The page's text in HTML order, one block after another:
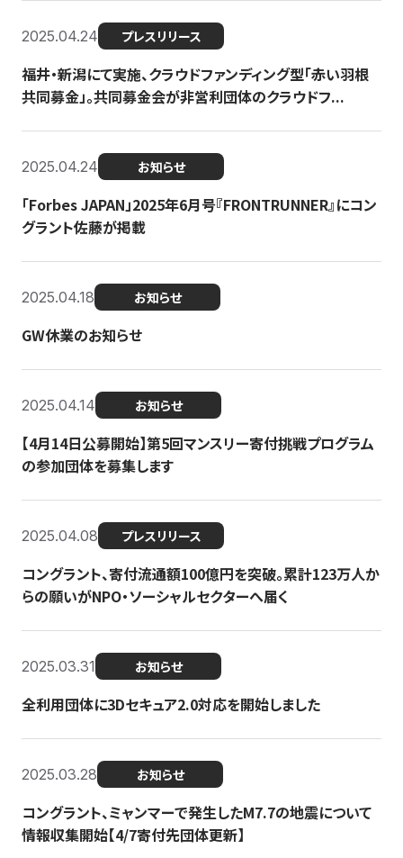
2025.04.24 プレスリリース
福井・新潟にて実施、クラウドファンディング型「赤い羽根
共同募金」。共同募金会が非営利団体のクラウドフ...
2025.04.24 お知らせ
「Forbes JAPAN」2025年6月号『FRONTRUNNER』にコン
グラント佐藤が掲載
2025.04.18 お知らせ
GW休業のお知らせ
2025.04.14 お知らせ
【4月14日公募開始】第5回マンスリー寄付挑戦プログラム
の参加団体を募集します
2025.04.08 プレスリリース
コングラント、寄付流通額100億円を突破。累計123万人か
らの願いがNPO・ソーシャルセクターへ届く
2025.03.31 お知らせ
全利用団体に3Dセキュア2.0対応を開始しました
2025.03.28 お知らせ
コングラント、ミャンマーで発生したM7.7の地震について
情報収集開始【4/7寄付先団体更新】